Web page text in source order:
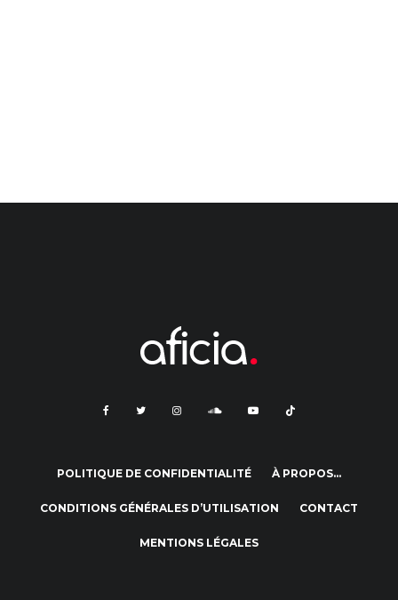
POLITIQUE DE CONFIDENTIALITÉ À PROPOS…
CONDITIONS GÉNÉRALES D’UTILISATION CONTACT
MENTIONS LÉGALES